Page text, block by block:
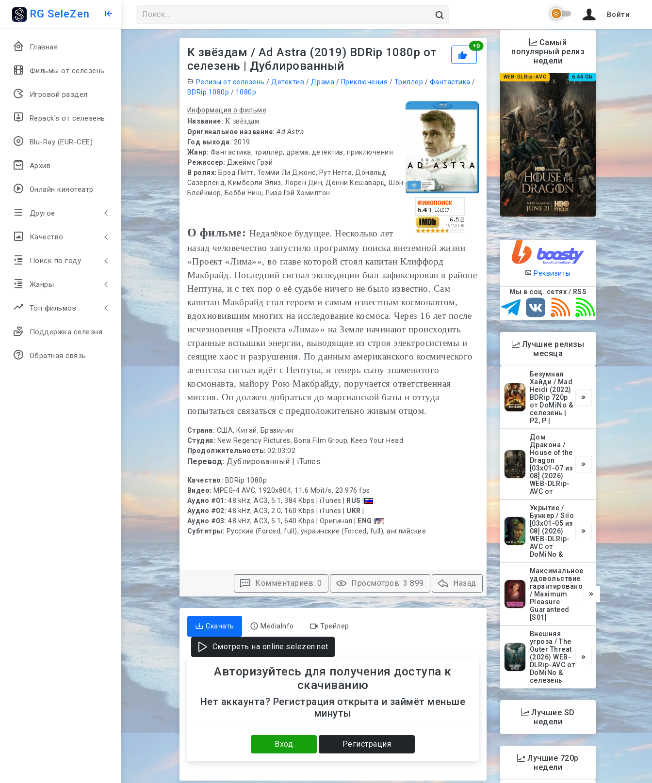
RG SeleZen
Главная
Фильмы от селезень
Игровой раздел
Repack's от селезень
Blu-Ray (EUR-CEE)
Архив
Онлайн кинотеатр
Другое
Качество
Поиск по году
Жанры
Топ фильмов
Поддержка селезня
Обратная связь
Войти
+0Рейтинг
К звёздам / Ad Astra (2019) BDRip 1080p от
селезень | Дублированный
Релизы от селезень / Детектив / Драма / Приключения / Триллер / Фантастика /
BDRip 1080p / 1080p
Информация о фильме
Название: К звёздам
Оригинальное название:Ad Astra
Год выхода: 2019
Жанр: Фантастика, триллер, драма, детектив, приключения
Режиссер: Джеймс Грэй
В ролях:Брэд Питт, Томми Ли Джонс, Рут Негга, Дональд
Сазерленд, Кимберли Элиз, Лорен Дин, Донни Кешаварц, Шон
Блейкмор, Бобби Ниш, Лиза Гэй Хэмилтон
О фильме: Недалёкое будущее. Несколько лет
назад человечество запустило программу поиска внеземной жизни
«Проект «Лима»», во главе которой стоял капитан Клиффорд
Макбрайд. Последний сигнал экспедиции был зафиксирован в районе
Нептуна, и с тех пор о её судьбе ничего не было известно. Сам
капитан Макбрайд стал героем и самым известным космонавтом,
вдохновившим многих на исследование космоса. Через 16 лет после
исчезновения «Проекта «Лима»» на Земле начинают происходить
странные вспышки энергии, выводящие из строя электросистемы и
сеящие хаос и разрушения. По данным американского космического
агентства сигнал идёт с Нептуна, и теперь сыну знаменитого
космонавта, майору Рою Макбрайду, поручается ответственная
миссия. Он должен добраться до марсианской базы и оттуда
попытаться связаться с предположительно живым отцом.
Страна: США, Китай, Бразилия
Студия: New Regency Pictures, Bona Film Group, Keep Your Head
Продолжительность:02:03:02
Перевод: Дублированный | iTunes
Качество: BDRip 1080p
Видео:MPEG-4 AVC, 1920x804, 11.6 Mbit/s, 23.976 fps
Аудио #01:48 kHz, AC3, 5.1, 384 Kbps | iTunes | RUS |
Аудио #02:48 kHz, AC3, 2.0, 160 Kbps | iTunes | UKR |
Аудио #03:48 kHz, AC3, 5.1, 640 Kbps | Оригинал | ENG |
Субтитры: Русские (Forced, full), украинские (Forced, full), английские
Комментариев: 0 Просмотров: 3 899 Назад
Скачать MediaInfo Трейлер
Смотреть на online.selezen.net
Авторизуйтесь для получения доступа к
скачиванию
Нет аккаунта? Регистрация открыта и займёт меньше
минуты
Вход Регистрация
Самый
популярный релиз
недели
WEB-DLRip-AVC 6.46 Gb
Реквизиты
Мы в соц. сетях / RSS
Лучшие релизы
месяца
Безумная
Хайди / Mad
Heidi (2022)
BDRip 720p
от DoMiNo &
селезень |
P2, P |
Дом
Дракона /
House of the
Dragon
[03х01-07 из
08] (2026)
WEB-DLRip-
AVC от
Укрытие /
Бункер / Silo
[03х01-05 из
08] (2026)
WEB-DLRip-
AVC от
DoMiNo &
Максимальное
удовольствие
гарантировано
/ Maximum
Pleasure
Guaranteed
[S01]
Внешняя
угроза / The
Outer Threat
(2026) WEB-
DLRip-AVC от
DoMiNo &
селезень
Лучшие SD
недели
Лучшие 720p
недели